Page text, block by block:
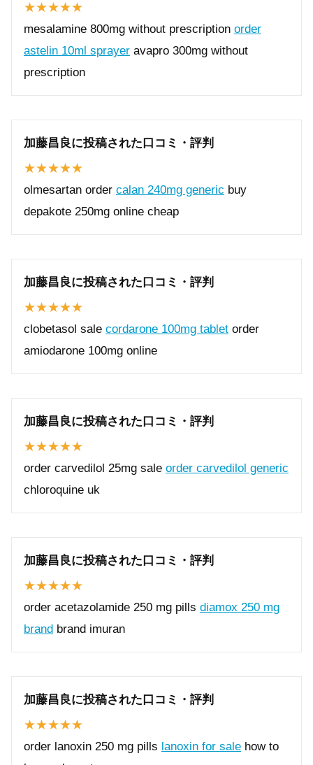
mesalamine 800mg without prescription order
astelin 10ml sprayer avapro 300mg without
prescription
加藤昌良に投稿された口コミ・評判
olmesartan order calan 240mg generic buy
depakote 250mg online cheap
加藤昌良に投稿された口コミ・評判
clobetasol sale cordarone 100mg tablet order
amiodarone 100mg online
加藤昌良に投稿された口コミ・評判
order carvedilol 25mg sale order carvedilol generic
chloroquine uk
加藤昌良に投稿された口コミ・評判
order acetazolamide 250 mg pills diamox 250 mg
brand brand imuran
加藤昌良に投稿された口コミ・評判
order lanoxin 250 mg pills lanoxin for sale how to